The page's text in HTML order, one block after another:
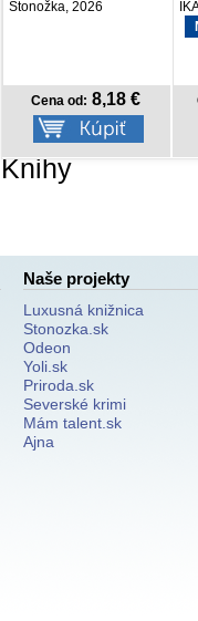
IKAR, 2026
Cena od:26,18 €
Knihy
Naše projekty
Luxusná knižnica
Stonozka.sk
Odeon
Yoli.sk
Priroda.sk
Severské krimi
Mám talent.sk
Ajna